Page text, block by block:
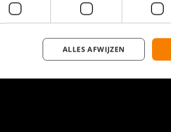
ALLES AFWIJZEN